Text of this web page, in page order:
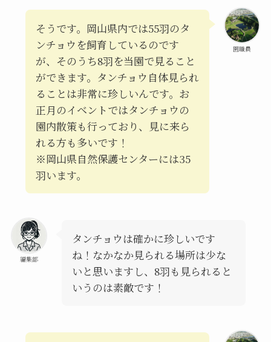
園職員
そうです。岡山県内では55羽のタ
ンチョウを飼育しているのです
が、そのうち8羽を当園で見ること
ができます。タンチョウ自体見られ
ることは非常に珍しいんです。お
正月のイベントではタンチョウの
園内散策も行っており、見に来ら
れる方も多いです！
※岡山県自然保護センターには35
羽います。
編集部
タンチョウは確かに珍しいです
ね！なかなか見られる場所は少な
いと思いますし、8羽も見られると
いうのは素敵です！